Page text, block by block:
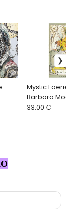
Mystic Faerie
Barbara
33.00 €